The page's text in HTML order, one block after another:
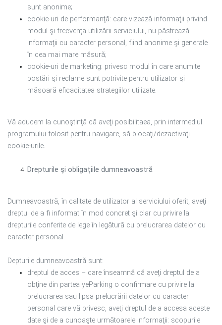
sunt anonime;
cookie-uri de performanţă: care vizează informaţii privind
modul şi frecvenţa utilizării serviciului, nu păstrează
informaţii cu caracter personal, fiind anonime şi generale
în cea mai mare măsură;
cookie-uri de marketing: privesc modul în care anumite
postări şi reclame sunt potrivite pentru utilizator şi
măsoară eficacitatea strategiilor utilizate.
Vă aducem la cunoştinţă că aveţi posibilitaea, prin intermediul
programului folosit pentru navigare, să blocaţi/dezactivaţi
cookie-urile.
Drepturile şi obligaţiile dumneavoastră
Dumneavoastră, în calitate de utilizator al serviciului oferit, aveţi
dreptul de a fi informat în mod concret şi clar cu privire la
drepturile conferite de lege în legătură cu prelucrarea datelor cu
caracter personal.
Depturile dumneavoastră sunt:
dreptul de acces – care înseamnă că aveţi dreptul de a
obţine din partea yeParking o confirmare cu privire la
prelucrarea sau lipsa prelucrării datelor cu caracter
personal care vă privesc, aveţi dreptul de a accesa aceste
date şi de a cunoaşte următoarele informaţii: scopurile